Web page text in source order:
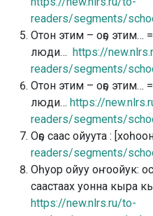
readers/segments/
Отон этим – оҕо этим…
люди… https://
readers/segments/
Отон этим – оҕо этим…
люди… https://
readers/segments/
Оҕо саас ойуута :
readers/segments/
Оһуор ойуу оҥоойук:
саастаах уонна кыра
https://new.nlrs.ru/to-